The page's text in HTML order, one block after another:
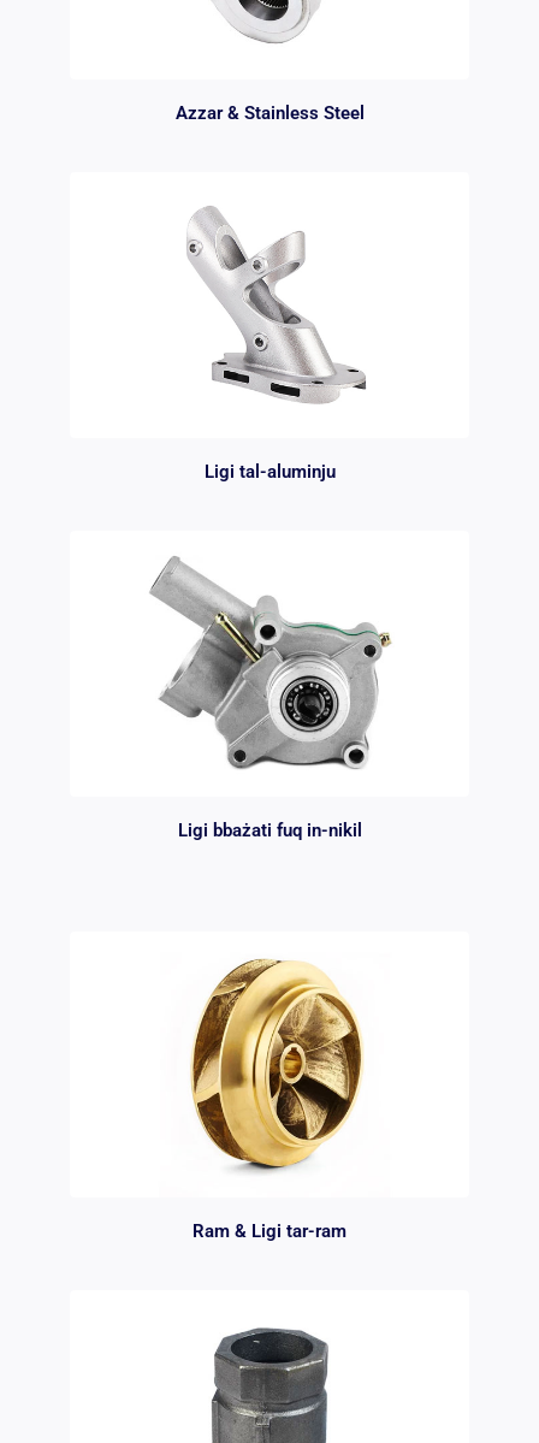
Azzar & Stainless Steel
Ligi tal-aluminju
Ligi bbażati fuq in-nikil
Ram & Ligi tar-ram